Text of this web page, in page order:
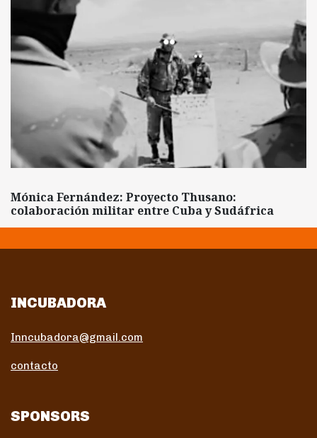
Mónica Fernández: Proyecto Thusano:
colaboración militar entre Cuba y Sudáfrica
INCUBADORA
Inncubadora@gmail.com
contacto
SPONSORS